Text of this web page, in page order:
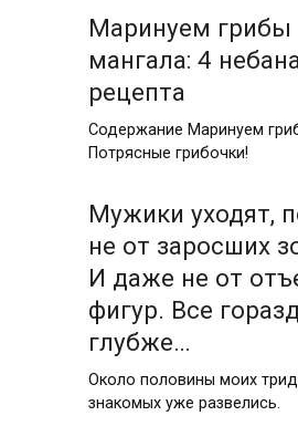
Маринуем грибы
мангала: 4
рецепта
Содержание Маринуем
Потрясные грибочки!
Мужики уходят,
не от заросших
И даже не от
фигур. Все
глубже…
Около половины моих
знакомых уже развелись.